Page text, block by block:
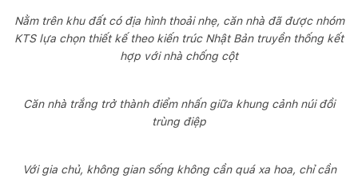
Nằm trên khu đất có địa hình thoải nhẹ, căn nhà đã được nhóm
KTS lựa chọn thiết kế theo kiến trúc Nhật Bản truyền thống kết
hợp với nhà chống cột
Căn nhà trắng trở thành điểm nhấn giữa khung cảnh núi đồi
trùng điệp
Với gia chủ, không gian sống không cần quá xa hoa, chỉ cần